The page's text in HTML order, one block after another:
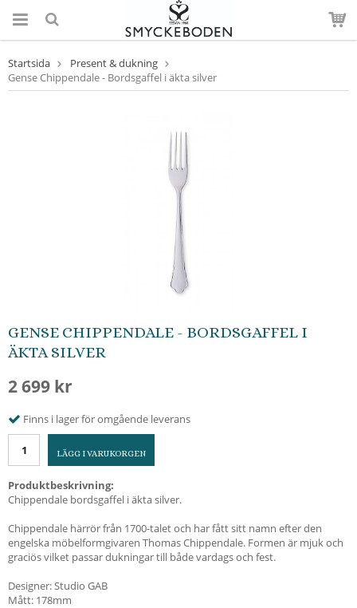
Startsida
Present & dukning
Gense Chippendale - Bordsgaffel i äkta silver
GENSE CHIPPENDALE - BORDSGAFFEL I
ÄKTA SILVER
2 699 kr
Finns i lager för omgående leverans
LÄGG I VARUKORGEN
Produktbeskrivning:
Chippendale bordsgaffel i äkta silver.
Chippendale härrör från 1700-talet och har fått sitt namn efter den
engelska möbelformgivaren Thomas Chippendale. Formen är mjuk och
graciös vilket passar dukningar till både vardags och fest.
Designer: Studio GAB
Mått: 178mm